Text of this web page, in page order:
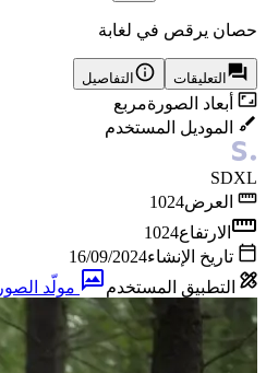
حصان يرقص في لغابة
التعليقات التفاصيل
أبعاد الصورةمربع
الموديل المستخدم
SDXL
العرض1024
الارتفاع1024
تاريخ الإنشاء16/09/2024
التطبيق المستخدم
مولّد الصور